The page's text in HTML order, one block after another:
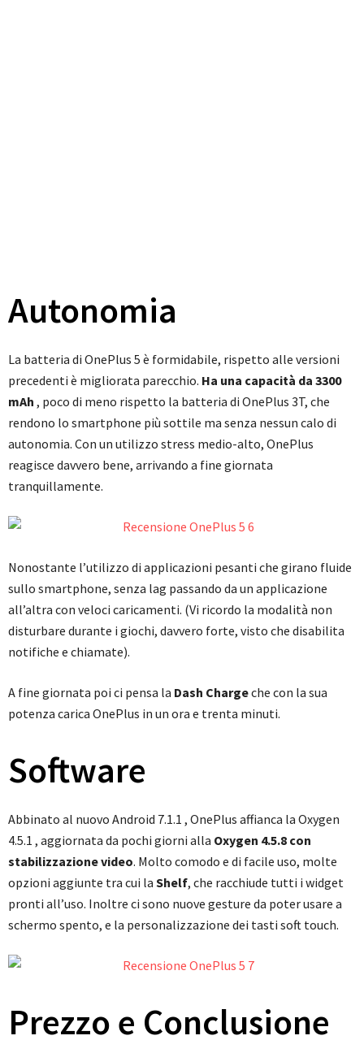
Autonomia
La batteria di OnePlus 5 è formidabile, rispetto alle versioni
precedenti è migliorata parecchio. Ha una capacità da 3300
mAh , poco di meno rispetto la batteria di OnePlus 3T, che
rendono lo smartphone più sottile ma senza nessun calo di
autonomia. Con un utilizzo stress medio-alto, OnePlus
reagisce davvero bene, arrivando a fine giornata
tranquillamente.
Nonostante l’utilizzo di applicazioni pesanti che girano fluide
sullo smartphone, senza lag passando da un applicazione
all’altra con veloci caricamenti. (Vi ricordo la modalità non
disturbare durante i giochi, davvero forte, visto che disabilita
notifiche e chiamate).
A fine giornata poi ci pensa la Dash Chargeche con la sua
potenza carica OnePlus in un ora e trenta minuti.
Software
Abbinato al nuovo Android 7.1.1 , OnePlus affianca la Oxygen
4.5.1 , aggiornata da pochi giorni alla Oxygen 4.5.8 con
stabilizzazione video. Molto comodo e di facile uso, molte
opzioni aggiunte tra cui la Shelf, che racchiude tutti i widget
pronti all’uso. Inoltre ci sono nuove gesture da poter usare a
schermo spento, e la personalizzazione dei tasti soft touch.
Prezzo e Conclusione